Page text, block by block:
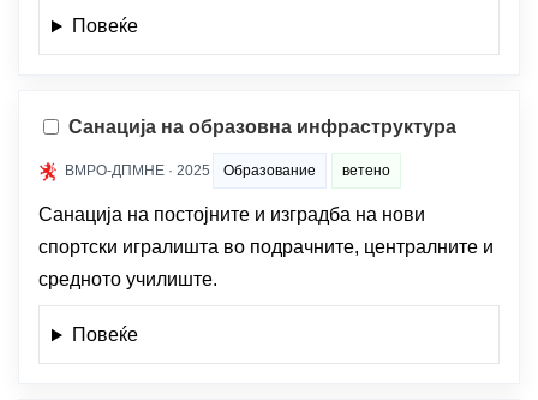
Повеќе
Санација на образовна инфраструктура
ВМРО-ДПМНЕ · 2025 Образование ветено
Санација на постојните и изградба на нови
спортски игралишта во подрачните, централните и
средното училиште.
Повеќе